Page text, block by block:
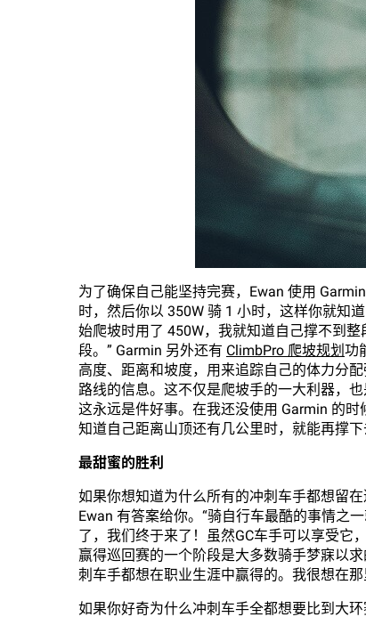
为了确保自己能坚持完赛，Ewan 使用
时，然后你以 350W 骑 1 小时，这样你就知
始爬坡时用了 450W，我就知道自己撑不到
段。” Garmin 另外还有 ClimbPro 爬坡规划 功
高度、距离和坡度，用来追踪自己的体力分
路线的信息。这不仅是爬坡手的一大利器，
这永远是件好事。在我还没使用 Garmin 的
知道自己距离山顶还有几公里时，就能再撑
最甜蜜的胜利
如果你想知道为什么所有的冲刺车手都想留
Ewan 有答案给你。“骑自行车最酷的事情之
了，我们终于来了！虽然GC车手可以享受它
赢得巡回赛的一个阶段是大多数骑手梦寐以
刺车手都想在职业生涯中赢得的。我很想在
如果你好奇为什么冲刺车手全都想要比到大